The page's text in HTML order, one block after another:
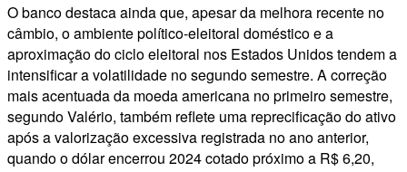
O banco destaca ainda que, apesar da melhora recente no
câmbio, o ambiente político-eleitoral doméstico e a
aproximação do ciclo eleitoral nos Estados Unidos tendem a
intensificar a volatilidade no segundo semestre. A correção
mais acentuada da moeda americana no primeiro semestre,
segundo Valério, também reflete uma reprecificação do ativo
após a valorização excessiva registrada no ano anterior,
quando o dólar encerrou 2024 cotado próximo a R$ 6,20,